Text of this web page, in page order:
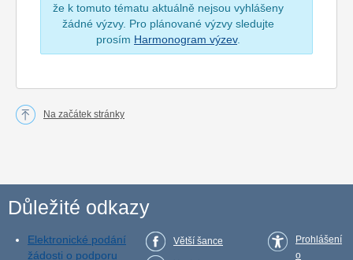
že k tomuto tématu aktuálně nejsou vyhlášeny
žádné výzvy. Pro plánované výzvy sledujte
prosím Harmonogram výzev.
Na začátek stránky
Důležité odkazy
Elektronické podání
žádosti o podporu
Větší šance
Prohlášení
o